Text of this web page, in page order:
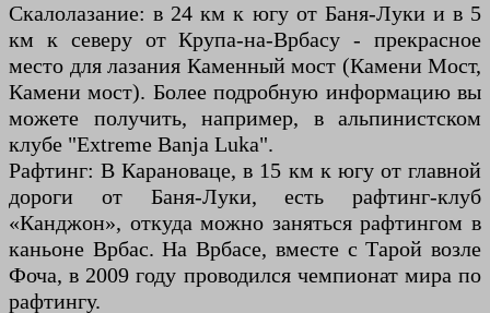
Скалолазание: в 24 км к югу от Баня-Луки и в 5
км к северу от Крупа-на-Врбасу - прекрасное
место для лазания Каменный мост (Камени Мост,
Камени мост). Более подробную информацию вы
можете получить, например, в альпинистском
клубе "Extreme Banja Luka".
Рафтинг: В Карановаце, в 15 км к югу от главной
дороги от Баня-Луки, есть рафтинг-клуб
«Канджон», откуда можно заняться рафтингом в
каньоне Врбас. На Врбасе, вместе с Тарой возле
Фоча, в 2009 году проводился чемпионат мира по
рафтингу.